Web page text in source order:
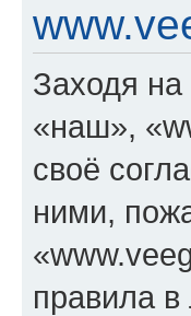
Заходя
«наш»,
своё
ними,
правила